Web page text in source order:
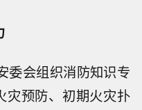
委会组织消防知识专
灾预防、初期火灾扑